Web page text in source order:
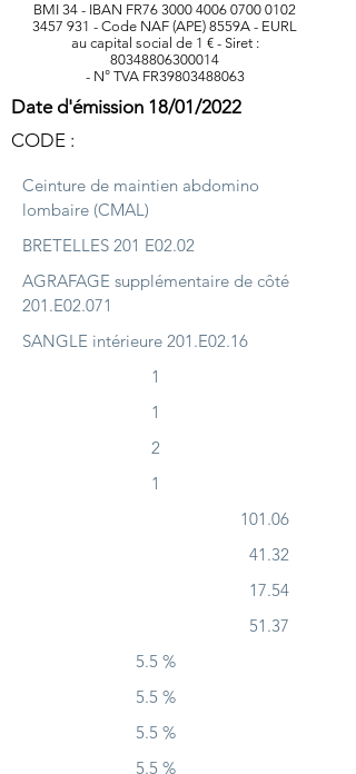
BMI 34 - IBAN FR76 3000 4006 0700 0102
3457 931 - Code NAF (APE) 8559A - EURL
au capital social de 1 € - Siret :
80348806300014
- N° TVA FR39803488063
Date d'émission 18/01/2022
CODE :
Ceinture de maintien abdomino
lombaire (CMAL)
BRETELLES 201 E02.02
AGRAFAGE supplémentaire de côté
201.E02.071
SANGLE intérieure 201.E02.16
1
1
2
1
101.06
41.32
17.54
51.37
5.5 %
5.5 %
5.5 %
5.5 %